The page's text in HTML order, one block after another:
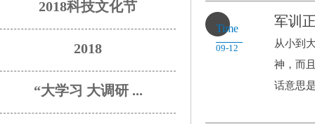
2018科技文化节
2018
“大学习 大调研 ...
Time
09-12
军训
从小到
神，而
话意思